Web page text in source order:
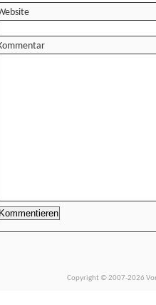
Copyright © 2007-2026